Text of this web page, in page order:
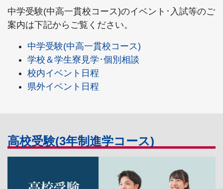
中学受験(中高一貫校コース)のイベント･入試等のご
案内は下記からご覧ください。
中学受験(中高一貫校コース)
学校＆学生寮見学･個別相談
校内イベント日程
県外イベント日程
高校受験(3年制進学コース)